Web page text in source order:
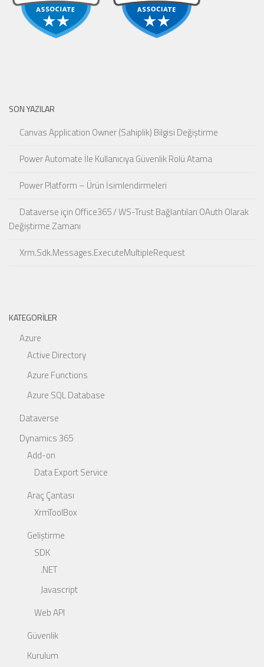
SON YAZILAR
Canvas Application Owner (Sahiplik) Bilgisi Değiştirme
Power Automate İle Kullanıcıya Güvenlik Rolü Atama
Power Platform – Ürün İsimlendirmeleri
Dataverse için Office365 / WS-Trust Bağlantıları OAuth Olarak
Değiştirme Zamanı
Xrm.Sdk.Messages.ExecuteMultipleRequest
KATEGORILER
Azure
Active Directory
Azure Functions
Azure SQL Database
Dataverse
Dynamics 365
Add-on
Data Export Service
Araç Çantası
XrmToolBox
Geliştirme
SDK
.NET
Javascript
Web API
Güvenlik
Kurulum